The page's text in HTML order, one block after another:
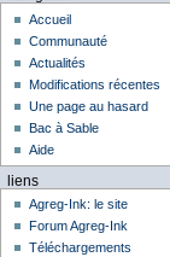
Accueil
Communauté
Actualités
Modifications récentes
Une page au hasard
Bac à Sable
Aide
liens
Agreg-Ink: le site
Forum Agreg-Ink
Téléchargements